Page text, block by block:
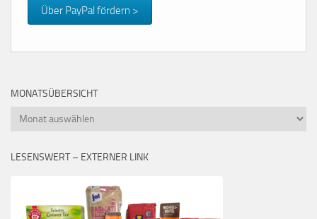
Über PayPal fördern >
MONATSÜBERSICHT
Monatsübersicht
LESENSWERT – EXTERNER LINK